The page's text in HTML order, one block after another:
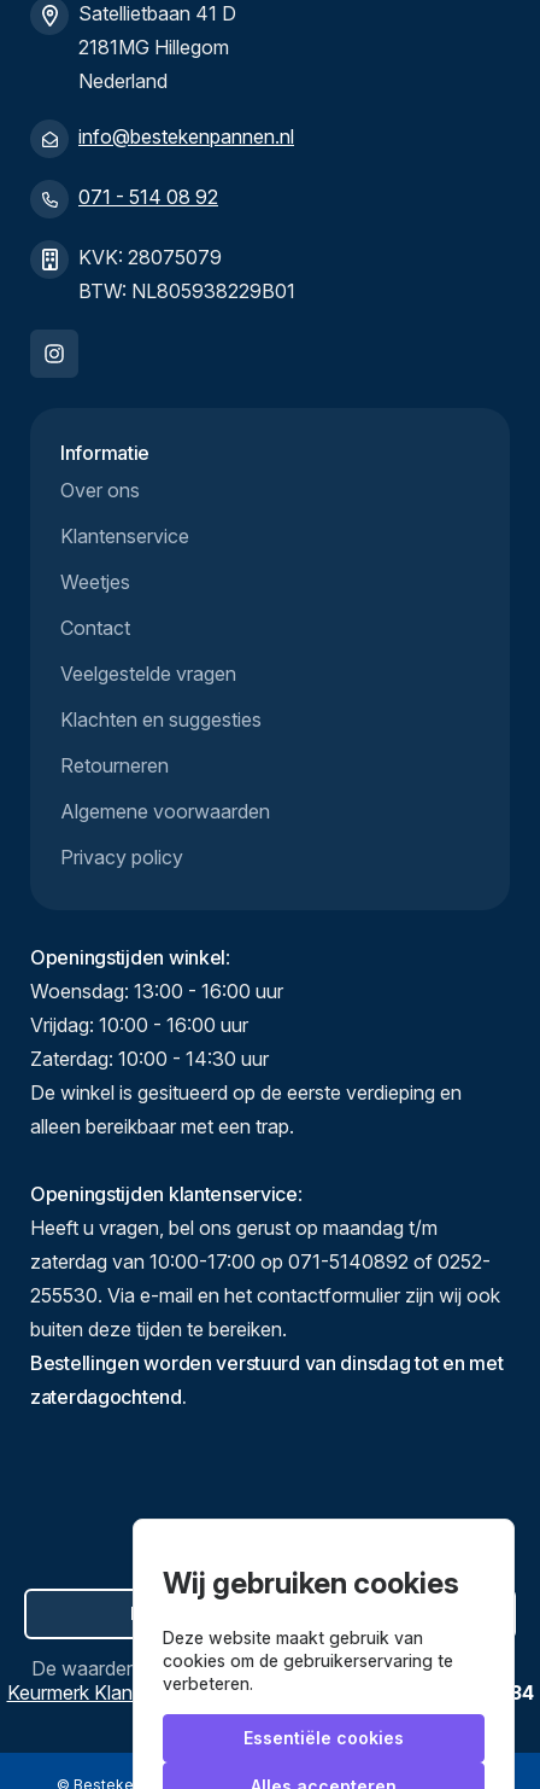
Satellietbaan 41 D
2181MG Hillegom
Nederland
info@bestekenpannen.nl
071 - 514 08 92
KVK: 28075079
BTW: NL805938229B01
Informatie
Over ons
Klantenservice
Weetjes
Contact
Veelgestelde vragen
Klachten en suggesties
Retourneren
Algemene voorwaarden
Privacy policy
Openingstijden winkel:
Woensdag: 13:00 - 16:00 uur
Vrijdag: 10:00 - 16:00 uur
Zaterdag: 10:00 - 14:30 uur
De winkel is gesitueerd op de eerste verdieping en
alleen bereikbaar met een trap.
Openingstijden klantenservice:
Heeft u vragen, bel ons gerust op maandag t/m
zaterdag van 10:00-17:00 op 071-5140892 of 0252-
255530. Via e-mail en het contactformulier zijn wij ook
buiten deze tijden te bereiken.
Bestellingen worden verstuurd van dinsdag tot en met
zaterdagochtend.
Hier de overeenkomst ontbinden
De waardering vanBestekenpannen.nlbijWebwinkel
Keurmerk Klantbeoordelingen
3634
reviews.
© Bestekenpannen.nl 2026 een webshop van
Wij gebruiken cookies
Deze website maakt gebruik van
cookies om de gebruikerservaring te
verbeteren.
Essentiële cookies